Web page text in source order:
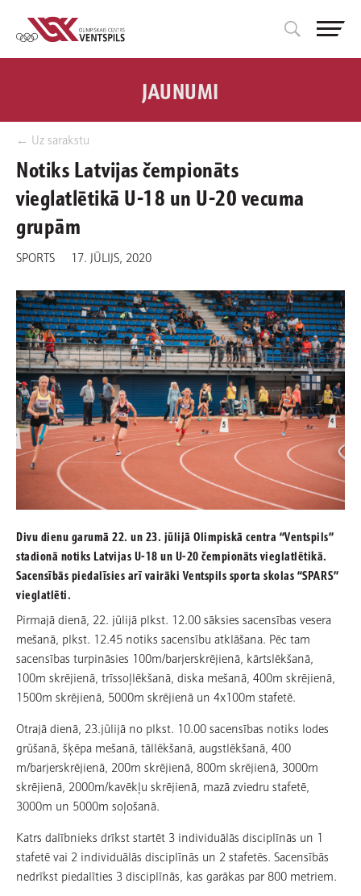
← Uz sarakstu
JAUNUMI
Notiks Latvijas čempionāts
vieglatlētikā U-18 un U-20 vecuma
grupām
SPORTS 17. JŪLIJS, 2020
Divu dienu garumā 22. un 23. jūlijā Olimpiskā centra “Ventspils”
stadionā notiks Latvijas U-18 un U-20 čempionāts vieglatlētikā.
Sacensībās piedalīsies arī vairāki Ventspils sporta skolas “SPARS”
vieglatlēti.
Pirmajā dienā, 22. jūlijā plkst. 12.00 sāksies sacensības vesera
mešanā, plkst. 12.45 notiks sacensību atklāšana. Pēc tam
sacensības turpināsies 100m/barjerskrējienā, kārtslēkšanā,
100m skrējienā, trīssoļlēkšanā, diska mešanā, 400m skrējienā,
1500m skrējienā, 5000m skrējienā un 4x100m stafetē.
Otrajā dienā, 23.jūlijā no plkst. 10.00 sacensības notiks lodes
grūšanā, šķēpa mešanā, tāllēkšanā, augstlēkšanā, 400
m/barjerskrējienā, 200m skrējienā, 800m skrējienā, 3000m
skrējienā, 2000m/kavēkļu skrējienā, mazā zviedru stafetē,
3000m un 5000m soļošanā.
Katrs dalībnieks drīkst startēt 3 individuālās disciplīnās un 1
stafetē vai 2 individuālās disciplīnās un 2 stafetēs. Sacensībās
nedrīkst piedalīties 3 disciplīnās, kas garākas par 800 metriem.